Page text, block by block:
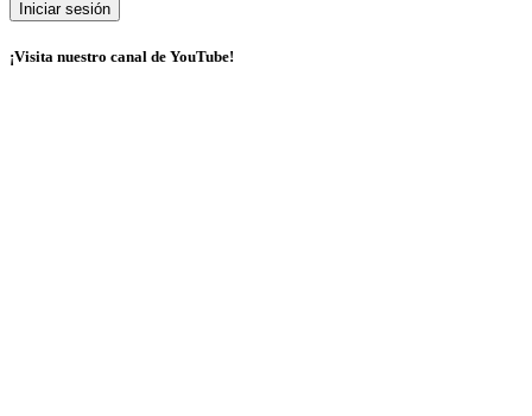
¡Visita nuestro canal de YouTube!